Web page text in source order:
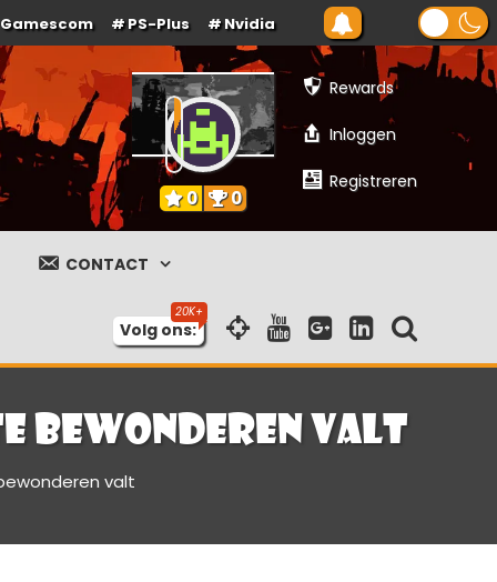
Gamescom PS-Plus Nvidia
Rewards
Inloggen
Registreren
0 0
CONTACT
Volg ons:
bewonderen valt
valt